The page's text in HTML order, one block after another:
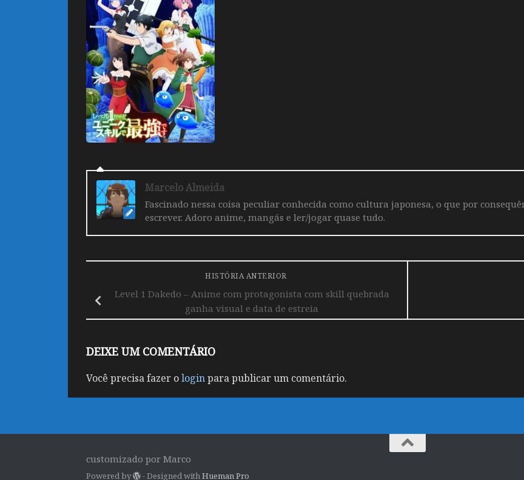
Marcelo Almeida
Fascinado nessa coisa peculiar conhecida como cultura japonesa, o que por
escrever. Adoro anime, mangás e ler/jogar quase tudo.
HISTÓRIA ANTERIOR
Level 1 Dakedo – Anime com protagonista com skill quebrada
ganha visual e data de estreia
DEIXE UM COMENTÁRIO
Você precisa fazer ologinpara publicar um comentário.
customizado por Marco
Powered by - Designed withHueman Pro